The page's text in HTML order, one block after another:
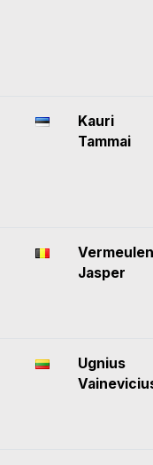
Kauri
Tammai
Vermeulen
Jasper
Ugnius